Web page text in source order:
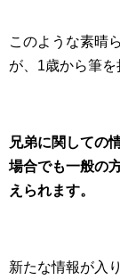
このような素晴
が、1歳から筆を
兄弟に関しての
場合でも一般の
えられます。
新たな情報が入